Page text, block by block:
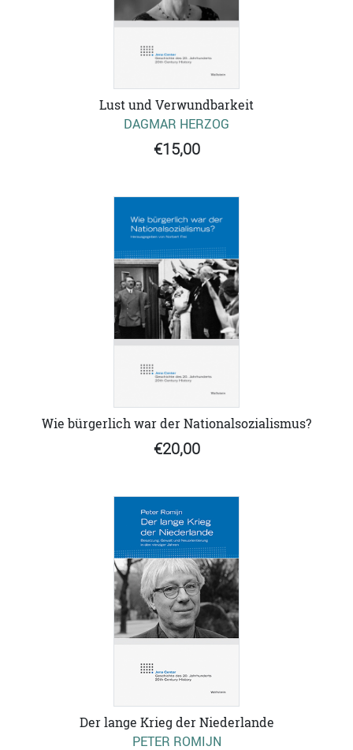
Lust und Verwundbarkeit
DAGMAR HERZOG
€15,00
Wie bürgerlich war der Nationalsozialismus?
€20,00
Der lange Krieg der Niederlande
PETER ROMIJN